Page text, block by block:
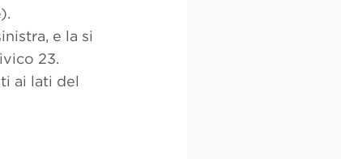
e la si
23.
ai lati del